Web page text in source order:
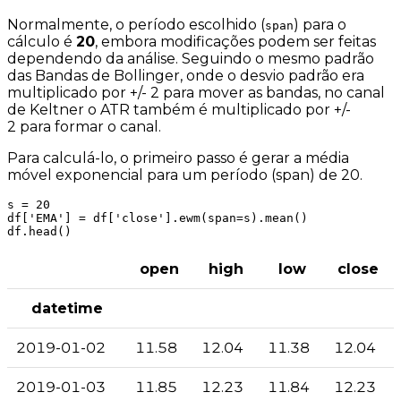
Normalmente, o período escolhido (span) para o
cálculo é 20, embora modificações podem ser feitas
dependendo da análise. Seguindo o mesmo padrão
das Bandas de Bollinger, onde o desvio padrão era
multiplicado por +/- 2 para mover as bandas, no canal
de Keltner o ATR também é multiplicado por +/-
2 para formar o canal.
Para calculá-lo, o primeiro passo é gerar a média
móvel exponencial para um período (span) de 20.
s = 20
df['EMA'] = df['close'].ewm(span=s).mean()
df.head()
open high low close
datetime
2019-01-02 11.58 12.04 11.38 12.04
2019-01-03 11.85 12.23 11.84 12.23